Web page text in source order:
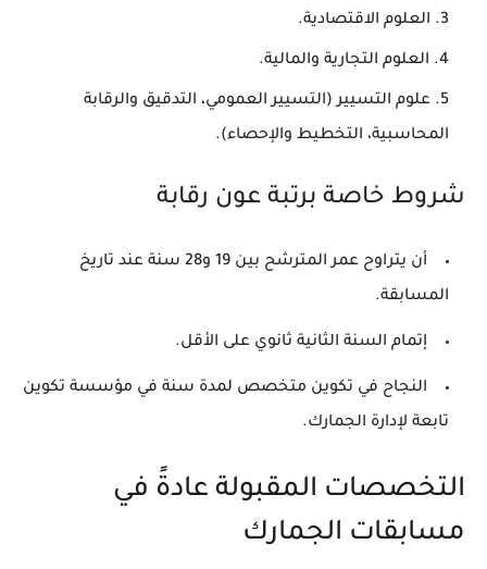
العلوم الاقتصادية.
العلوم التجارية والمالية.
علوم التسيير (التسيير العمومي، التدقيق والرقابة
المحاسبية، التخطيط والإحصاء).
شروط خاصة برتبة عون رقابة
أن يتراوح عمر المترشح بين 19 و28 سنة عند تاريخ
المسابقة.
إتمام السنة الثانية ثانوي على الأقل.
النجاح في تكوين متخصص لمدة سنة في مؤسسة تكوين
تابعة لإدارة الجمارك.
التخصصات المقبولة عادةً في
مسابقات الجمارك